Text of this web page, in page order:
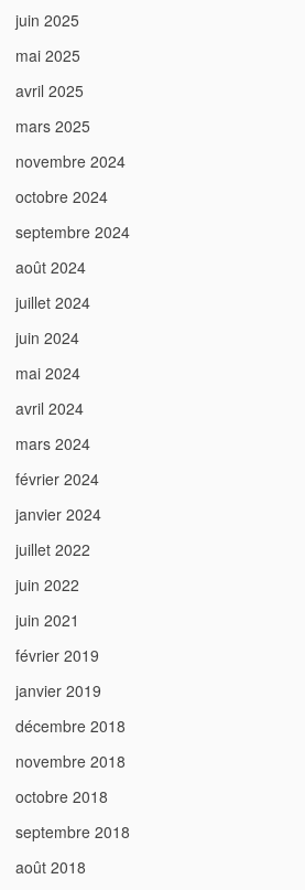
juin 2025
mai 2025
avril 2025
mars 2025
novembre 2024
octobre 2024
septembre 2024
août 2024
juillet 2024
juin 2024
mai 2024
avril 2024
mars 2024
février 2024
janvier 2024
juillet 2022
juin 2022
juin 2021
février 2019
janvier 2019
décembre 2018
novembre 2018
octobre 2018
septembre 2018
août 2018